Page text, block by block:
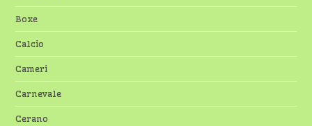
Boxe
Calcio
Cameri
Carnevale
Cerano